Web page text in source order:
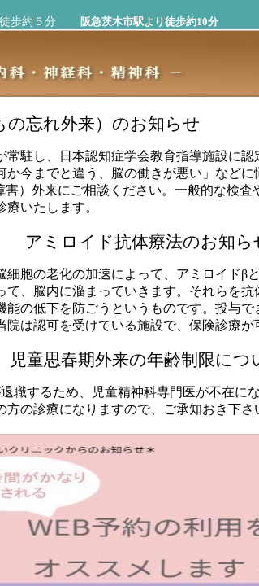
歩約５分
阪急茨木市駅より徒歩約10分
の忘れ外来）のお知らせ
常駐し、日本認知症学会教育指導施設に
か今までと違う、脳の働きが悪い」など
害）外来にご相談ください。一般的な検査
いたします。
アミロイド抗体療法のお知ら
細胞の老化の加速によって、アミロイドβ
て、脳内に溜まっていきます。それらを
能の低下を防ごうというものです。投与
院は認可を受けている施設で、保険診療が
児童思春期外来の年齢制限につ
職するため、児童精神科専門医が不在に
方の診療になりますので、ご承知おき下さ